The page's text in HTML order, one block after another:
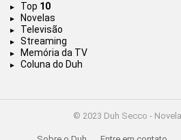
Top 10
Novelas
Televisão
Streaming
Memória da TV
Coluna do Duh
© 2023 Duh Secco -